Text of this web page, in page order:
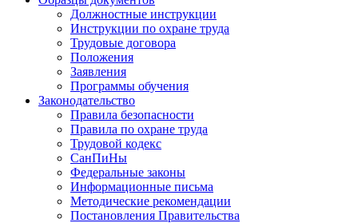
Должностные инструкции
Инструкции по охране труда
Трудовые договора
Положения
Заявления
Программы обучения
Законодательство
Правила безопасности
Правила по охране труда
Трудовой кодекс
СанПиНы
Федеральные законы
Информационные письма
Методические рекомендации
Постановления Правительства